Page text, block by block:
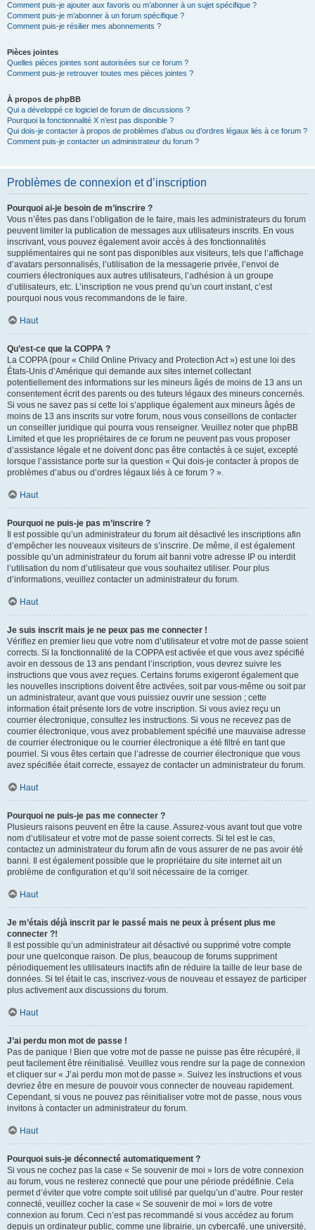
Comment puis-je ajouter aux favoris ou m’abonner à un sujet spécifique ?
Comment puis-je m’abonner à un forum spécifique ?
Comment puis-je résilier mes abonnements ?
Pièces jointes
Quelles pièces jointes sont autorisées sur ce forum ?
Comment puis-je retrouver toutes mes pièces jointes ?
À propos de phpBB
Qui a développé ce logiciel de forum de discussions ?
Pourquoi la fonctionnalité X n’est pas disponible ?
Qui dois-je contacter à propos de problèmes d’abus ou d’ordres légaux liés à ce forum ?
Comment puis-je contacter un administrateur du forum ?
Problèmes de connexion et d’inscription
Pourquoi ai-je besoin de m’inscrire ?
Vous n’êtes pas dans l’obligation de le faire, mais les administrateurs du forum
peuvent limiter la publication de messages aux utilisateurs inscrits. En vous
inscrivant, vous pouvez également avoir accès à des fonctionnalités
supplémentaires qui ne sont pas disponibles aux visiteurs, tels que l’affichage
d’avatars personnalisés, l’utilisation de la messagerie privée, l’envoi de
courriers électroniques aux autres utilisateurs, l’adhésion à un groupe
d’utilisateurs, etc. L’inscription ne vous prend qu’un court instant, c’est
pourquoi nous vous recommandons de le faire.
Haut
Qu’est-ce que la COPPA ?
La COPPA (pour « Child Online Privacy and Protection Act ») est une loi des
États-Unis d’Amérique qui demande aux sites internet collectant
potentiellement des informations sur les mineurs âgés de moins de 13 ans un
consentement écrit des parents ou des tuteurs légaux des mineurs concernés.
Si vous ne savez pas si cette loi s’applique également aux mineurs âgés de
moins de 13 ans inscrits sur votre forum, nous vous conseillons de contacter
un conseiller juridique qui pourra vous renseigner. Veuillez noter que phpBB
Limited et que les propriétaires de ce forum ne peuvent pas vous proposer
d’assistance légale et ne doivent donc pas être contactés à ce sujet, excepté
lorsque l’assistance porte sur la question « Qui dois-je contacter à propos de
problèmes d’abus ou d’ordres légaux liés à ce forum ? ».
Haut
Pourquoi ne puis-je pas m’inscrire ?
Il est possible qu’un administrateur du forum ait désactivé les inscriptions afin
d’empêcher les nouveaux visiteurs de s’inscrire. De même, il est également
possible qu’un administrateur du forum ait banni votre adresse IP ou interdit
l’utilisation du nom d’utilisateur que vous souhaitez utiliser. Pour plus
d’informations, veuillez contacter un administrateur du forum.
Haut
Je suis inscrit mais je ne peux pas me connecter !
Vérifiez en premier lieu que votre nom d’utilisateur et votre mot de passe soient
corrects. Si la fonctionnalité de la COPPA est activée et que vous avez spécifié
avoir en dessous de 13 ans pendant l’inscription, vous devrez suivre les
instructions que vous avez reçues. Certains forums exigeront également que
les nouvelles inscriptions doivent être activées, soit par vous-même ou soit par
un administrateur, avant que vous puissiez ouvrir une session ; cette
information était présente lors de votre inscription. Si vous aviez reçu un
courrier électronique, consultez les instructions. Si vous ne recevez pas de
courrier électronique, vous avez probablement spécifié une mauvaise adresse
de courrier électronique ou le courrier électronique a été filtré en tant que
pourriel. Si vous êtes certain que l’adresse de courrier électronique que vous
avez spécifiée était correcte, essayez de contacter un administrateur du forum.
Haut
Pourquoi ne puis-je pas me connecter ?
Plusieurs raisons peuvent en être la cause. Assurez-vous avant tout que votre
nom d’utilisateur et votre mot de passe soient corrects. Si tel est le cas,
contactez un administrateur du forum afin de vous assurer de ne pas avoir été
banni. Il est également possible que le propriétaire du site internet ait un
problème de configuration et qu’il soit nécessaire de la corriger.
Haut
Je m’étais déjà inscrit par le passé mais ne peux à présent plus me
connecter ?!
Il est possible qu’un administrateur ait désactivé ou supprimé votre compte
pour une quelconque raison. De plus, beaucoup de forums suppriment
périodiquement les utilisateurs inactifs afin de réduire la taille de leur base de
données. Si tel était le cas, inscrivez-vous de nouveau et essayez de participer
plus activement aux discussions du forum.
Haut
J’ai perdu mon mot de passe !
Pas de panique ! Bien que votre mot de passe ne puisse pas être récupéré, il
peut facilement être réinitialisé. Veuillez vous rendre sur la page de connexion
et cliquer sur « J’ai perdu mon mot de passe ». Suivez les instructions et vous
devriez être en mesure de pouvoir vous connecter de nouveau rapidement.
Cependant, si vous ne pouvez pas réinitialiser votre mot de passe, nous vous
invitons à contacter un administrateur du forum.
Haut
Pourquoi suis-je déconnecté automatiquement ?
Si vous ne cochez pas la case « Se souvenir de moi » lors de votre connexion
au forum, vous ne resterez connecté que pour une période prédéfinie. Cela
permet d’éviter que votre compte soit utilisé par quelqu’un d’autre. Pour rester
connecté, veuillez cocher la case « Se souvenir de moi » lors de votre
connexion au forum. Ceci n’est pas recommandé si vous accédez au forum
depuis un ordinateur public, comme une librairie, un cybercafé, une université,